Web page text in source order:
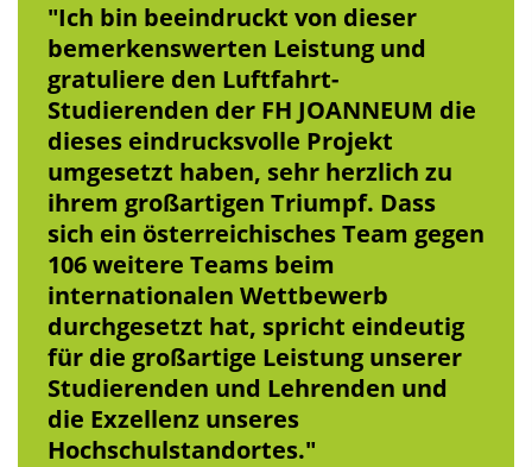
Ich bin beeindruckt von dieser
bemerkenswerten Leistung und
gratuliere den Luftfahrt-
Studierenden der FH JOANNEUM die
dieses eindrucksvolle Projekt
umgesetzt haben, sehr herzlich zu
ihrem großartigen Triumpf. Dass
sich ein österreichisches Team gegen
106 weitere Teams beim
internationalen Wettbewerb
durchgesetzt hat, spricht eindeutig
für die großartige Leistung unserer
Studierenden und Lehrenden und
die Exzellenz unseres
Hochschulstandortes.